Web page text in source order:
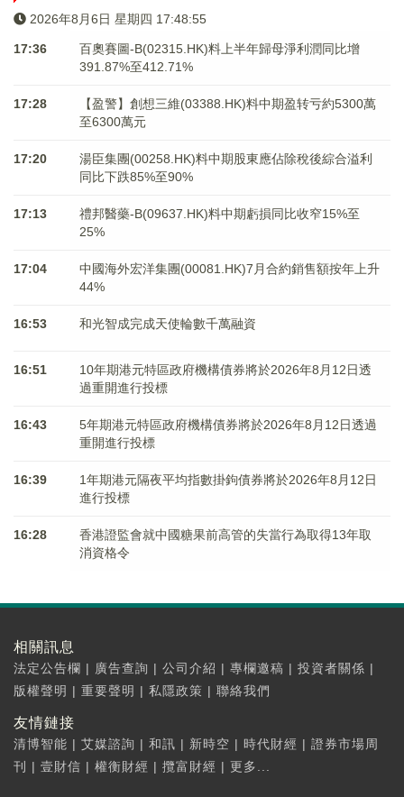
2026年8月6日 星期四 17:48:55
17:36
百奧賽圖-B(02315.HK)料上半年歸母淨利潤同比增
391.87%至412.71%
17:28
【盈警】創想三維(03388.HK)料中期盈转亏約5300萬
至6300萬元
17:20
湯臣集團(00258.HK)料中期股東應佔除稅後綜合溢利
同比下跌85%至90%
17:13
禮邦醫藥-B(09637.HK)料中期虧損同比收窄15%至
25%
17:04
中國海外宏洋集團(00081.HK)7月合約銷售額按年上升
44%
16:53 和光智成完成天使輪數千萬融資
16:51
10年期港元特區政府機構債券將於2026年8月12日透
過重開進行投標
16:43
5年期港元特區政府機構債券將於2026年8月12日透過
重開進行投標
16:39
1年期港元隔夜平均指數掛鉤債券將於2026年8月12日
進行投標
16:28
香港證監會就中國糖果前高管的失當行為取得13年取
消資格令
相關訊息
法定公告欄 | 廣告查詢 | 公司介紹 | 專欄邀稿 | 投資者關係 |
版權聲明 | 重要聲明 | 私隱政策 | 聯絡我們
友情鏈接
清博智能 | 艾媒諮詢 | 和訊 | 新時空 | 時代財經 | 證券市場周
刊
| 壹財信 | 權衡財經 | 攬富財經 | 更多...